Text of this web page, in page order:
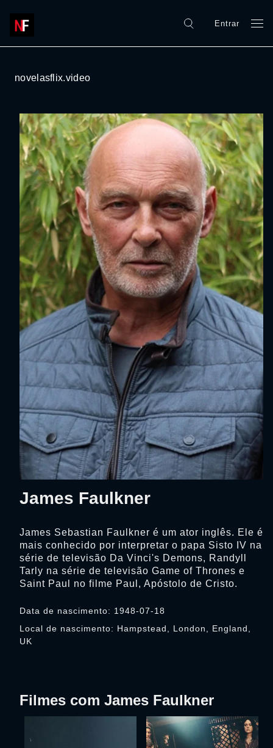
Entrar
novelasflix.video
James Faulkner
Data de nascimento: 1948-07-18
Local de nascimento: Hampstead, London, England,
UK
James Sebastian Faulkner é um ator inglês. Ele é
mais conhecido por interpretar o papa Sisto IV na
série de televisão Da Vinci's Demons, Randyll
Tarly na série de televisão Game of Thrones e
Saint Paul no filme Paul, Apóstolo de Cristo.
Filmes com James Faulkner